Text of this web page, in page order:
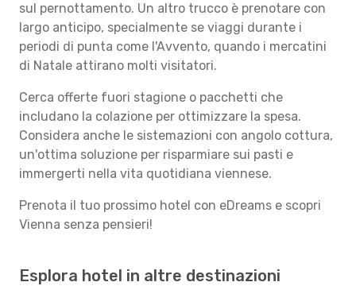
sul pernottamento. Un altro trucco è prenotare con
largo anticipo, specialmente se viaggi durante i
periodi di punta come l'Avvento, quando i mercatini
di Natale attirano molti visitatori.
Cerca offerte fuori stagione o pacchetti che
includano la colazione per ottimizzare la spesa.
Considera anche le sistemazioni con angolo cottura,
un'ottima soluzione per risparmiare sui pasti e
immergerti nella vita quotidiana viennese.
Prenota il tuo prossimo hotel con eDreams e scopri
Vienna senza pensieri!
Esplora hotel in altre destinazioni